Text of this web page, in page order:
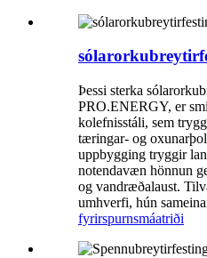
Þessi sterka
PRO.ENERGY, er
kolefnisstáli, sem
tæringar- og
uppbygging tryggir
notendavæn hönnun
og vandræðalaust.
umhverfi, hún
fyrirspurnsmáatriði